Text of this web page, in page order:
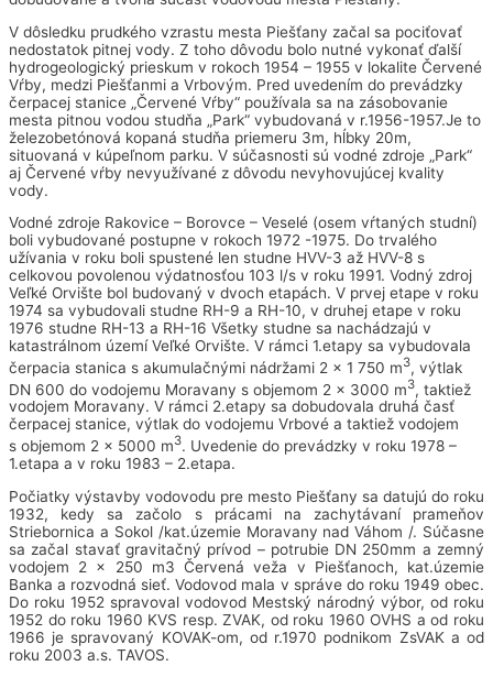
V dôsledku prudkého vzrastu mesta Piešťany začal sa pociťovať
nedostatok pitnej vody. Z toho dôvodu bolo nutné vykonať ďalší
hydrogeologický prieskum v rokoch 1954 – 1955 v lokalite Červené
Vŕby, medzi Piešťanmi a Vrbovým. Pred uvedením do prevádzky
čerpacej stanice „Červené Vŕby“ používala sa na zásobovanie
mesta pitnou vodou studňa „Park“ vybudovaná v r.1956-1957.Je to
železobetónová kopaná studňa priemeru 3m, hĺbky 20m,
situovaná v kúpeľnom parku. V súčasnosti sú vodné zdroje „Park“
aj Červené vŕby nevyužívané z dôvodu nevyhovujúcej kvality
vody.
Vodné zdroje Rakovice – Borovce – Veselé (osem vŕtaných studní)
boli vybudované postupne v rokoch 1972 -1975. Do trvalého
užívania v roku boli spustené len studne HVV-3 až HVV-8 s
celkovou povolenou výdatnosťou 103 l/s v roku 1991. Vodný zdroj
Veľké Orvište bol budovaný v dvoch etapách. V prvej etape v roku
1974 sa vybudovali studne RH-9 a RH-10, v druhej etape v roku
1976 studne RH-13 a RH-16 Všetky studne sa nachádzajú v
katastrálnom území Veľké Orvište. V rámci 1.etapy sa vybudovala
čerpacia stanica s akumulačnými nádržami 2 x 1 750 m3, výtlak
DN 600 do vodojemu Moravany s objemom 2 x 3000 m3, taktiež
vodojem Moravany. V rámci 2.etapy sa dobudovala druhá časť
čerpacej stanice, výtlak do vodojemu Vrbové a taktiež vodojem
s objemom 2 x 5000 m3. Uvedenie do prevádzky v roku 1978 –
1.etapa a v roku 1983 – 2.etapa.
Počiatky výstavby vodovodu pre mesto Piešťany sa datujú do roku
1932, kedy sa začolo s prácami na zachytávaní prameňov
Striebornica a Sokol /kat.územie Moravany nad Váhom /. Súčasne
sa začal stavať gravitačný prívod – potrubie DN 250mm a zemný
vodojem 2 x 250 m3 Červená veža v Piešťanoch, kat.územie
Banka a rozvodná sieť. Vodovod mala v správe do roku 1949 obec.
Do roku 1952 spravoval vodovod Mestský národný výbor, od roku
1952 do roku 1960 KVS resp. ZVAK, od roku 1960 OVHS a od roku
1966 je spravovaný KOVAK-om, od r.1970 podnikom ZsVAK a od
roku 2003 a.s. TAVOS.